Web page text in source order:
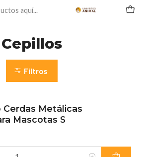
Y BELLEZA Cepillos
Cepillos
Filtros
Cerdas Metálicas
Mascotas S